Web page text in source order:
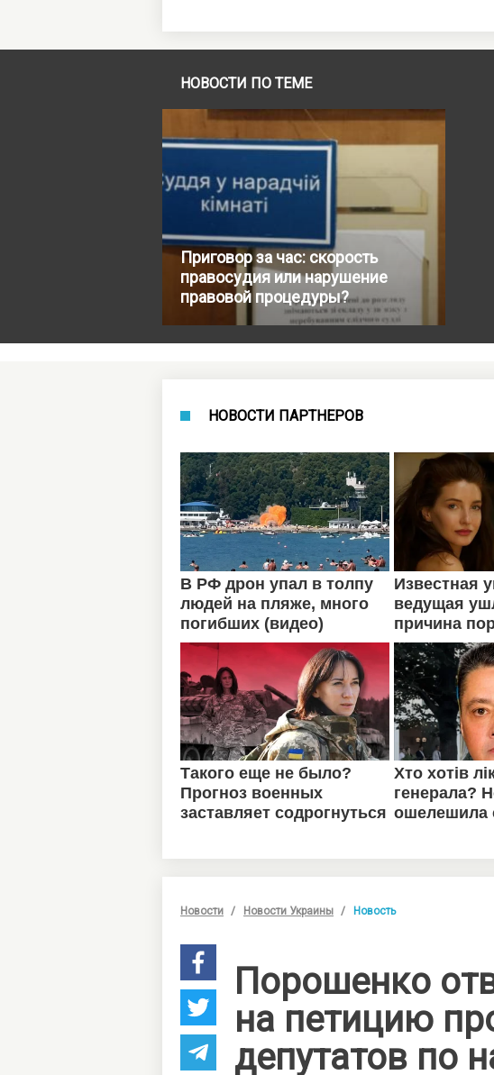
НОВОСТИ ПО ТЕМЕ
Приговор за час: скорость
правосудия или нарушение
правовой процедуры?
НОВОСТИ ПАРТНЕРОВ
Новости Новости Украины Новость
Порошенко
на петицию
депутатов по